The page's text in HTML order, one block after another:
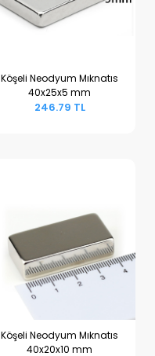
Sepete Ekle
Köşeli Neodyum Mıknatıs
40x25x5 mm
246.79 TL
Köşeli Neodyum Mıknatıs
40x20x10 mm